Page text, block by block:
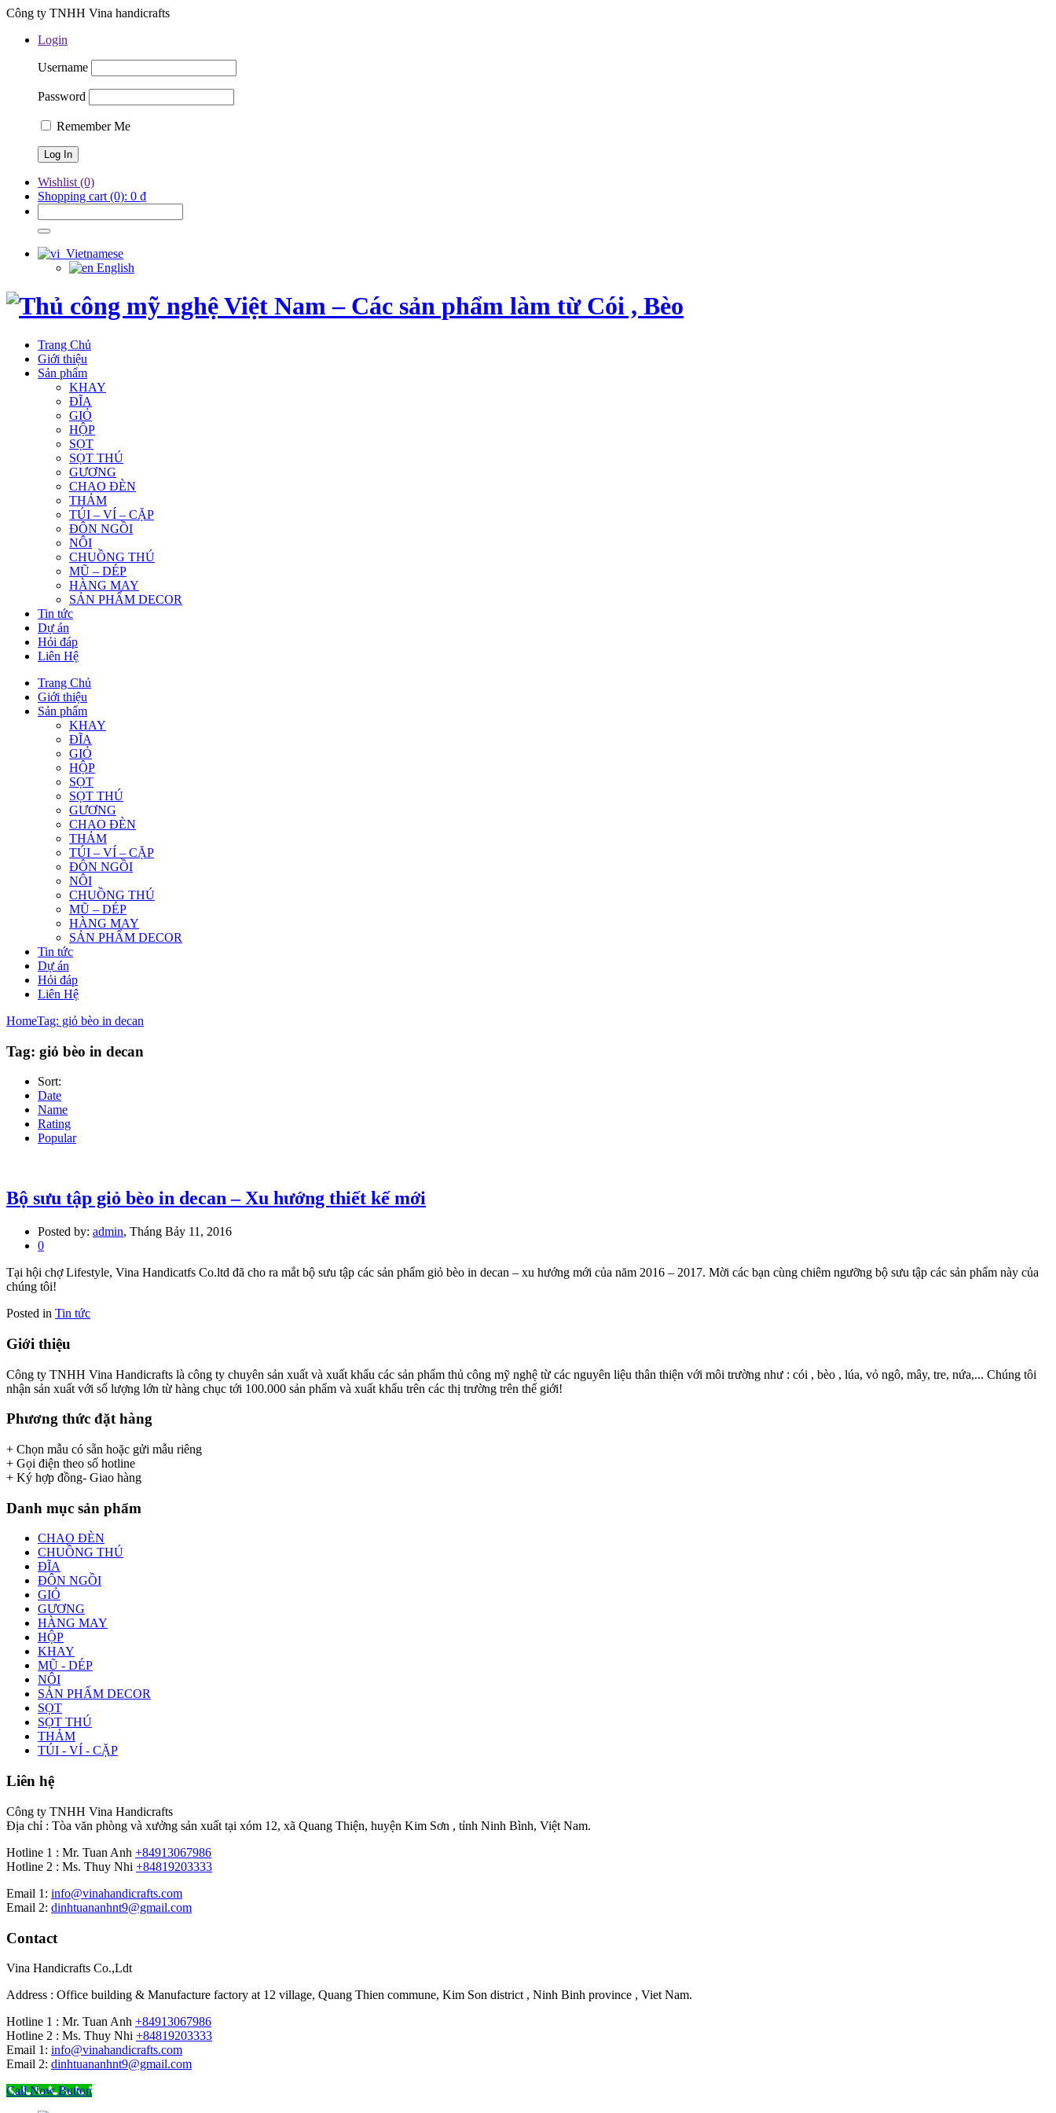
Công ty TNHH Vina handicrafts
Login
Username
Password
Remember Me
Wishlist (0)
Shopping cart (0): 0 ₫
Vietnamese
English
Trang Chủ
Giới thiệu
Sản phẩm
KHAY
ĐĨA
GIỎ
HỘP
SỌT
SỌT THÚ
GƯƠNG
CHAO ĐÈN
THẢM
TÚI – VÍ – CẶP
ĐÔN NGỒI
NÔI
CHUỒNG THÚ
MŨ – DÉP
HÀNG MAY
SẢN PHẨM DECOR
Tin tức
Dự án
Hỏi đáp
Liên Hệ
Trang Chủ
Giới thiệu
Sản phẩm
KHAY
ĐĨA
GIỎ
HỘP
SỌT
SỌT THÚ
GƯƠNG
CHAO ĐÈN
THẢM
TÚI – VÍ – CẶP
ĐÔN NGỒI
NÔI
CHUỒNG THÚ
MŨ – DÉP
HÀNG MAY
SẢN PHẨM DECOR
Tin tức
Dự án
Hỏi đáp
Liên Hệ
HomeTag: giỏ bèo in decan
Tag: giỏ bèo in decan
Sort:
Date
Name
Rating
Popular
Bộ sưu tập giỏ bèo in decan – Xu hướng thiết kế mới
Posted by: admin, Tháng Bảy 11, 2016
0
Tại hội chợ Lifestyle, Vina Handicatfs Co.ltd đã cho ra mắt bộ sưu tập các sản phẩm giỏ bèo in decan – xu hướng mới của năm 2016 – 2017. Mời các bạn cùng chiêm ngưỡng bộ sưu tập các sản phẩm này của
chúng tôi!
Posted in Tin tức
Giới thiệu
Công ty TNHH Vina Handicrafts là công ty chuyên sản xuất và xuất khẩu các sản phẩm thủ công mỹ nghệ từ các nguyên liệu thân thiện với môi trường như : cói , bèo , lúa, vỏ ngô, mây, tre, nứa,... Chúng tôi
nhận sản xuất với số lượng lớn từ hàng chục tới 100.000 sản phẩm và xuất khẩu trên các thị trường trên thế giới!
Phương thức đặt hàng
+ Chọn mẫu có sẵn hoặc gửi mẫu riêng
+ Gọi điện theo số hotline
+ Ký hợp đồng- Giao hàng
Danh mục sản phẩm
CHAO ĐÈN
CHUỒNG THÚ
ĐĨA
ĐÔN NGỒI
GIỎ
GƯƠNG
HÀNG MAY
HỘP
KHAY
MŨ - DÉP
NÔI
SẢN PHẨM DECOR
SỌT
SỌT THÚ
THẢM
TÚI - VÍ - CẶP
Liên hệ
Công ty TNHH Vina Handicrafts
Địa chỉ : Tòa văn phòng và xưởng sản xuất tại xóm 12, xã Quang Thiện, huyện Kim Sơn , tỉnh Ninh Bình, Việt Nam.
Hotline 1 : Mr. Tuan Anh +84913067986
Hotline 2 : Ms. Thuy Nhi +84819203333
Email 1: info@vinahandicrafts.com
Email 2: dinhtuananhnt9@gmail.com
Contact
Vina Handicrafts Co.,Ldt
Address : Office building & Manufacture factory at 12 village, Quang Thien commune, Kim Son district , Ninh Binh province , Viet Nam.
Hotline 1 : Mr. Tuan Anh +84913067986
Hotline 2 : Ms. Thuy Nhi +84819203333
Email 1: info@vinahandicrafts.com
Email 2: dinhtuananhnt9@gmail.com
Call Now Button